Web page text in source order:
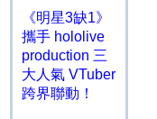
《明星3缺1》
攜手 hololive
production 三
大人氣 VTuber
跨界聯動！